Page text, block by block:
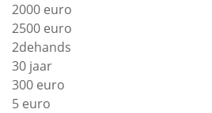
2000 euro
2500 euro
2dehands
30 jaar
300 euro
5 euro